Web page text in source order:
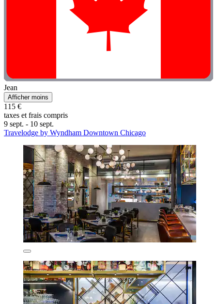
Jean
Afficher moins
115 €
taxes et frais compris
9 sept. - 10 sept.
Travelodge by Wyndham Downtown Chicago